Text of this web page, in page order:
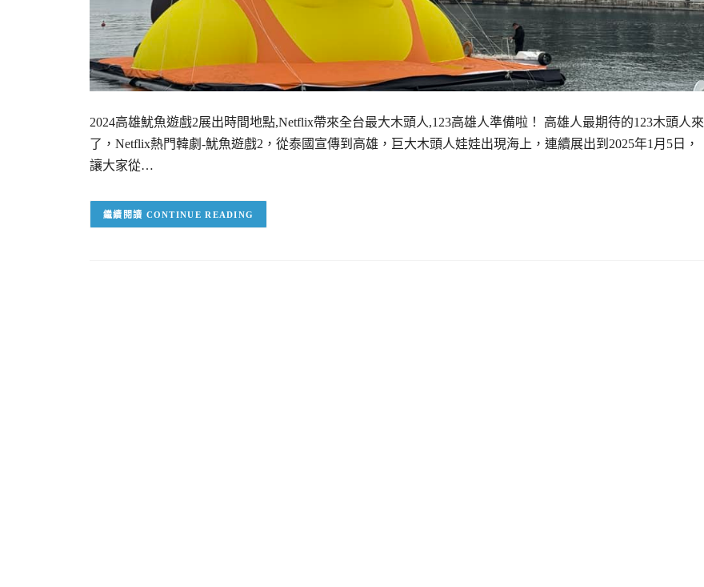
2024高雄魷魚遊戲2展出時間地點,Netflix帶來全台最大木頭人,123高雄人準備啦！ 高雄人最期待的123木頭人來
了，Netflix熱門韓劇-魷魚遊戲2，從泰國宣傳到高雄，巨大木頭人娃娃出現海上，連續展出到2025年1月5日，
讓大家從…
CONTINUE READING